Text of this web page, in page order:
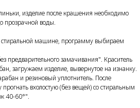
изделие после крашения необходимо
прозрачной воды.
машине, программу выбираем
предварительного замачивания". Краситель
загружаем изделие, вывернутое на изнанку.
и резиновый уплотнитель. После
вхолостую (без вещей) со стиральным
40-60°".